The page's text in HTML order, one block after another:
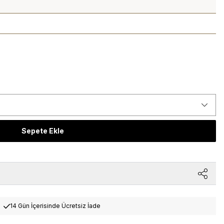
Sepete Ekle
14 Gün İçerisinde Ücretsiz İade